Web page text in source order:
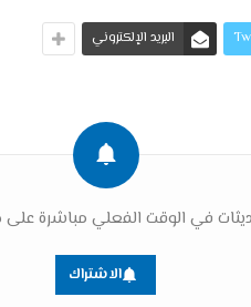
البريد الإلكتروني
في الوقت الفعلي مباشرة على
الاشتراك